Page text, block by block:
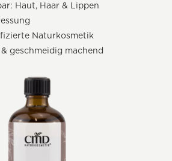
Haut, Haar & Lippen
Naturkosmetik
geschmeidig machend